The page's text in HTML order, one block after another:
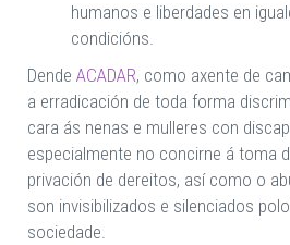
humanos e liberdades en
condicións.
Dende ACADAR, como axente de
a erradicación de toda forma
cara ás nenas e mulleres con
especialmente no concirne á toma
privación de dereitos, así como o
son invisibilizados e silenciados
sociedade.